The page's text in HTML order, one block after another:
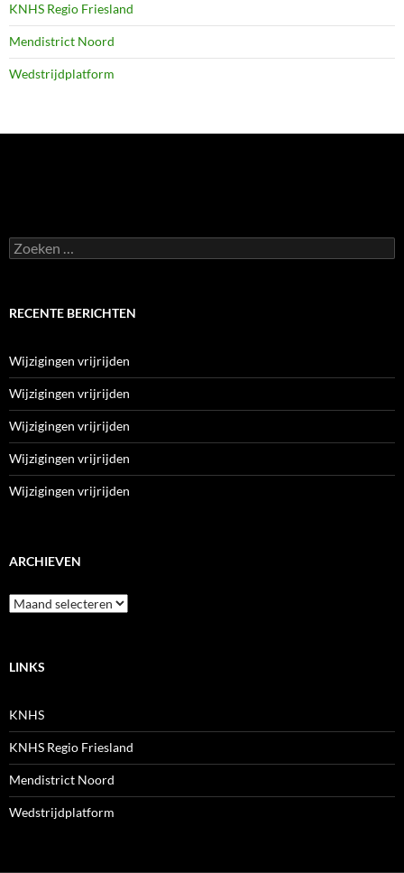
KNHS Regio Friesland
Mendistrict Noord
Wedstrijdplatform
Zoeken
naar:
RECENTE BERICHTEN
Wijzigingen vrijrijden
Wijzigingen vrijrijden
Wijzigingen vrijrijden
Wijzigingen vrijrijden
Wijzigingen vrijrijden
ARCHIEVEN
Archieven
LINKS
KNHS
KNHS Regio Friesland
Mendistrict Noord
Wedstrijdplatform